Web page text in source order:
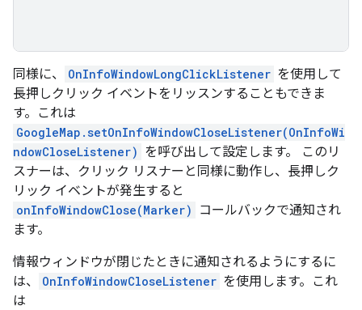
同様に、 OnInfoWindowLongClickListener を使用して
長押しクリック イベントをリッスンすることもできま
す。これは
GoogleMap.setOnInfoWindowCloseListener(OnInfoWi
ndowCloseListener) を呼び出して設定します。 このリ
スナーは、クリック リスナーと同様に動作し、長押しク
リック イベントが発生すると
onInfoWindowClose(Marker)
コールバックで通知され
ます。
情報ウィンドウが閉じたときに通知されるようにするに
は、
OnInfoWindowCloseListener を使用します。これ
は